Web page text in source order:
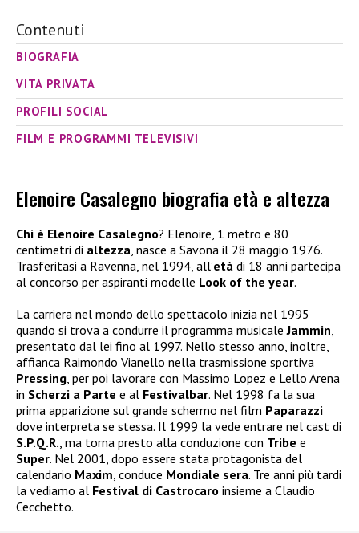
Contenuti
BIOGRAFIA
VITA PRIVATA
PROFILI SOCIAL
FILM E PROGRAMMI TELEVISIVI
Elenoire Casalegno biografia età e altezza
Chi è Elenoire Casalegno? Elenoire, 1 metro e 80
centimetri di altezza, nasce a Savona il 28 maggio 1976.
Trasferitasi a Ravenna, nel 1994, all’età di 18 anni partecipa
al concorso per aspiranti modelle Look of the year.
La carriera nel mondo dello spettacolo inizia nel 1995
quando si trova a condurre il programma musicaleJammin,
presentato dal lei fino al 1997. Nello stesso anno, inoltre,
affianca Raimondo Vianello nella trasmissione sportiva
Pressing, per poi lavorare con Massimo Lopez e Lello Arena
in Scherzi a Parte e al Festivalbar. Nel 1998 fa la sua
prima apparizione sul grande schermo nel film Paparazzi
dove interpreta se stessa. Il 1999 la vede entrare nel cast di
S.P.Q.R., ma torna presto alla conduzione con Tribe e
Super. Nel 2001, dopo essere stata protagonista del
calendario Maxim, conduce Mondiale sera. Tre anni più tardi
la vediamo al Festival di Castrocaro insieme a Claudio
Cecchetto.